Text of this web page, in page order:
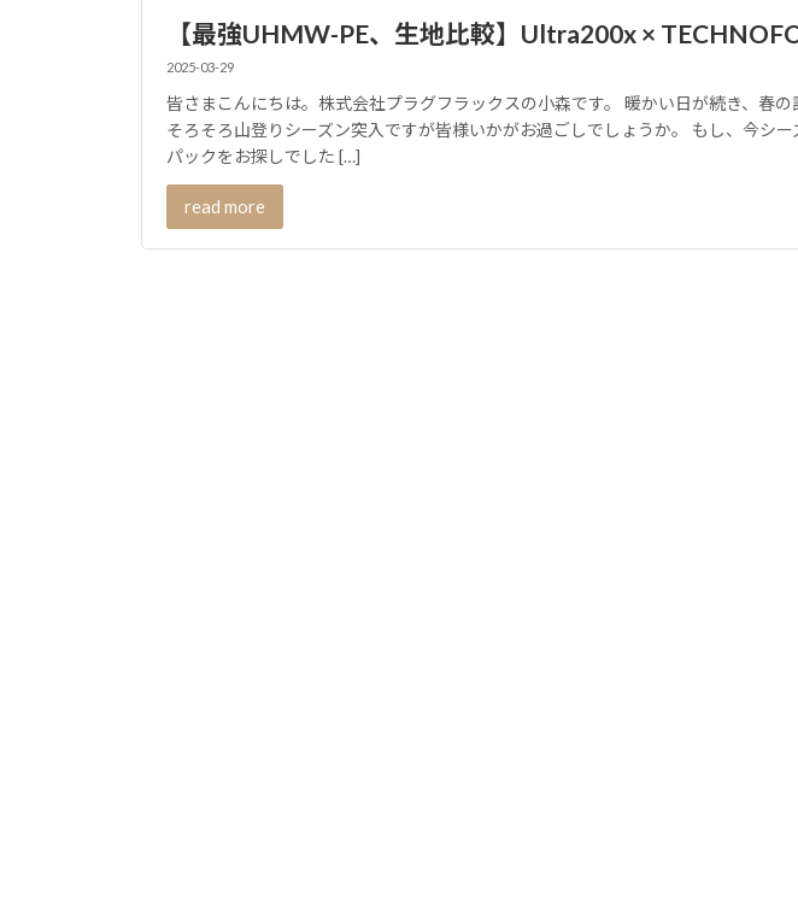
【最強UHMW-PE、生地比較】Ultra200x ×
2025-03-29
皆さまこんにちは。株式会社プラグフラックスの小森です。 暖かい日が続き、春の
そろそろ山登りシーズン突入ですが皆様いかがお過ごしでしょうか。 もし、今シ
パックをお探しでした […]
read more